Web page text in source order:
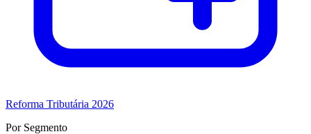
Reforma Tributária 2026
Por Segmento